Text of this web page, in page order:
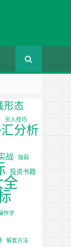
形态
买入技巧
分析
战 强弱
投资书籍
作学
解套方法